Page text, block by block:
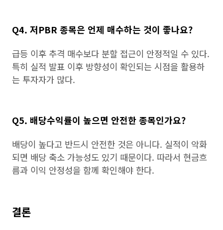
Q4. 저PBR 종목은 언제 매수하는 것이 좋나요?
급등 이후 추격 매수보다 분할 접근이 안정적일 수 있다.
특히 실적 발표 이후 방향성이 확인되는 시점을 활용하
는 투자자가 많다.
Q5. 배당수익률이 높으면 안전한 종목인가요?
배당이 높다고 반드시 안전한 것은 아니다. 실적이 악화
되면 배당 축소 가능성도 있기 때문이다. 따라서 현금흐
름과 이익 안정성을 함께 확인해야 한다.
결론